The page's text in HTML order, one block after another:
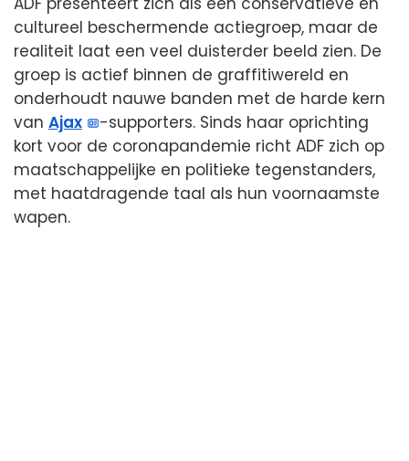
cultureel beschermende actiegroep, maar de
realiteit laat een veel duisterder beeld zien. De
groep is actief binnen de graffitiwereld en
onderhoudt nauwe banden met de harde kern
van Ajax
-supporters. Sinds haar oprichting
kort voor de coronapandemie richt ADF zich op
maatschappelijke en politieke tegenstanders,
met haatdragende taal als hun voornaamste
wapen.